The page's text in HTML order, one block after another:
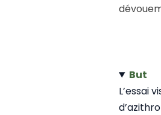
But
L’essai